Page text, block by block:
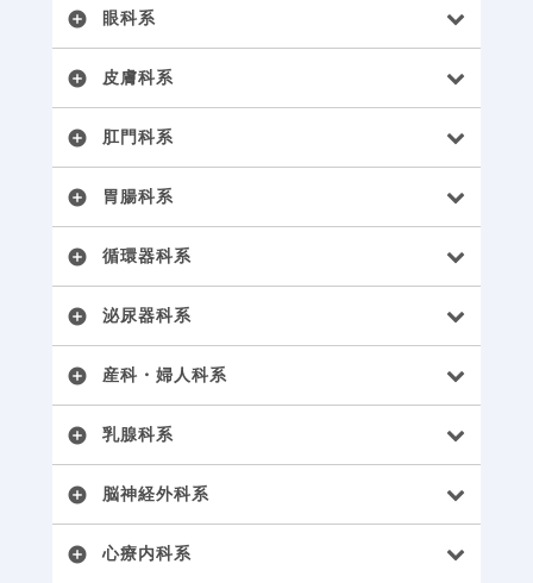
add_circle 眼科系
add_circle 皮膚科系
add_circle 肛門科系
add_circle 胃腸科系
add_circle 循環器科系
add_circle 泌尿器科系
add_circle 産科・婦人科系
add_circle 乳腺科系
add_circle 脳神経外科系
add_circle 心療内科系